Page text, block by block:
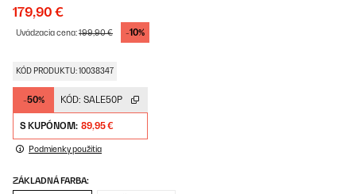
179,90 €
Uvádzacia cena:199,90 € -10%
KÓD PRODUKTU: 10038347
-50% KÓD: SALE50P
S KUPÓNOM: 89,95 €
Podmienky použitia
ZÁKLADNÁ FARBA: